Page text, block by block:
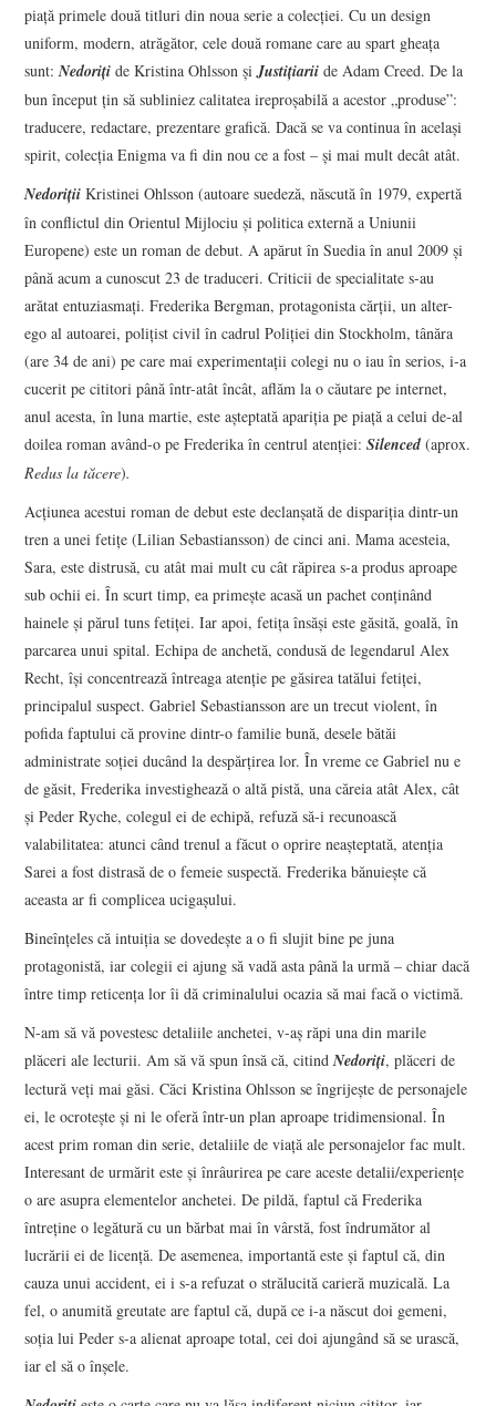
piaţă primele două titluri din noua serie a colecţiei. Cu un design
uniform, modern, atrăgător, cele două romane care au spart gheaţa
sunt:Nedoriţi de Kristina Ohlsson şiJustiţiarii de Adam Creed. De la
bun început ţin să subliniez calitatea ireproşabilă a acestor „produse”:
traducere, redactare, prezentare grafică. Dacă se va continua în acelaşi
spirit, colecţia Enigma va fi din nou ce a fost – şi mai mult decât atât.
Nedoriţii Kristinei Ohlsson (autoare suedeză, născută în 1979, expertă
în conflictul din Orientul Mijlociu şi politica externă a Uniunii
Europene) este un roman de debut. A apărut în Suedia în anul 2009 şi
până acum a cunoscut 23 de traduceri. Criticii de specialitate s-au
arătat entuziasmaţi. Frederika Bergman, protagonista cărţii, un alter-
ego al autoarei, poliţist civil în cadrul Poliţiei din Stockholm, tânăra
(are 34 de ani) pe care mai experimentaţii colegi nu o iau în serios, i-a
cucerit pe cititori până într-atât încât, aflăm la o căutare pe internet,
anul acesta, în luna martie, este aşteptată apariţia pe piaţă a celui de-al
doilea roman având-o pe Frederika în centrul atenţiei:Silenced (aprox.
Redus la tăcere).
Acţiunea acestui roman de debut este declanşată de dispariţia dintr-un
tren a unei fetiţe (Lilian Sebastiansson) de cinci ani. Mama acesteia,
Sara, este distrusă, cu atât mai mult cu cât răpirea s-a produs aproape
sub ochii ei. În scurt timp, ea primeşte acasă un pachet conţinând
hainele şi părul tuns fetiţei. Iar apoi, fetiţa însăşi este găsită, goală, în
parcarea unui spital. Echipa de anchetă, condusă de legendarul Alex
Recht, îşi concentrează întreaga atenţie pe găsirea tatălui fetiţei,
principalul suspect. Gabriel Sebastiansson are un trecut violent, în
pofida faptului că provine dintr-o familie bună, desele bătăi
administrate soţiei ducând la despărţirea lor. În vreme ce Gabriel nu e
de găsit, Frederika investighează o altă pistă, una căreia atât Alex, cât
şi Peder Ryche, colegul ei de echipă, refuză să-i recunoască
valabilitatea: atunci când trenul a făcut o oprire neaşteptată, atenţia
Sarei a fost distrasă de o femeie suspectă. Frederika bănuieşte că
aceasta ar fi complicea ucigaşului.
Bineînţeles că intuiţia se dovedeşte a o fi slujit bine pe juna
protagonistă, iar colegii ei ajung să vadă asta până la urmă – chiar dacă
între timp reticenţa lor îi dă criminalului ocazia să mai facă o victimă.
N-am să vă povestesc detaliile anchetei, v-aş răpi una din marile
plăceri ale lecturii. Am să vă spun însă că, citindNedoriţi, plăceri de
lectură veţi mai găsi. Căci Kristina Ohlsson se îngrijeşte de personajele
ei, le ocroteşte şi ni le oferă într-un plan aproape tridimensional. În
acest prim roman din serie, detaliile de viaţă ale personajelor fac mult.
Interesant de urmărit este şi înrâurirea pe care aceste detalii/experienţe
o are asupra elementelor anchetei. De pildă, faptul că Frederika
întreţine o legătură cu un bărbat mai în vârstă, fost îndrumător al
lucrării ei de licenţă. De asemenea, importantă este şi faptul că, din
cauza unui accident, ei i s-a refuzat o strălucită carieră muzicală. La
fel, o anumită greutate are faptul că, după ce i-a născut doi gemeni,
soţia lui Peder s-a alienat aproape total, cei doi ajungând să se urască,
iar el să o înşele.